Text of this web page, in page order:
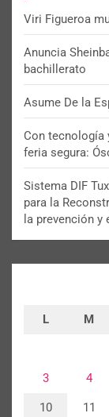
Viri Figueroa
Anuncia
bachillerato
Asume De la
Con tecnología
feria segura:
Sistema DIF
para la
la prevención
L M
3 4
10 11